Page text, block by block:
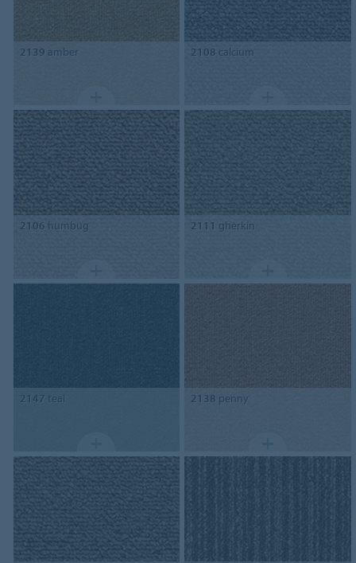
2139 amber 2108 calcium
2106 humbug 2111 gherkin
2147 teal 2138 penny